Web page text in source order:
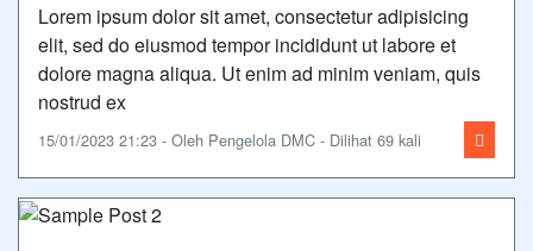
Lorem ipsum dolor sit amet, consectetur adipisicing
elit, sed do eiusmod tempor incididunt ut labore et
dolore magna aliqua. Ut enim ad minim veniam, quis
nostrud ex
15/01/2023 21:23 - Oleh Pengelola DMC - Dilihat 69 kali